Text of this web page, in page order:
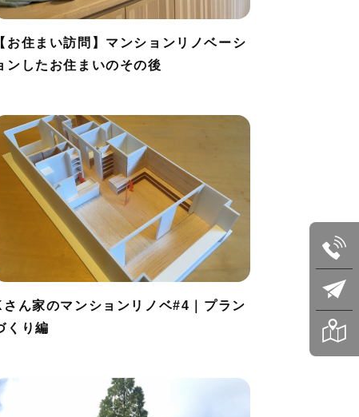
【お住まい訪問】マンションリノベーシ
ンしたお住まいのその後
さん家のマンションリノベ#4｜プラン
くり編